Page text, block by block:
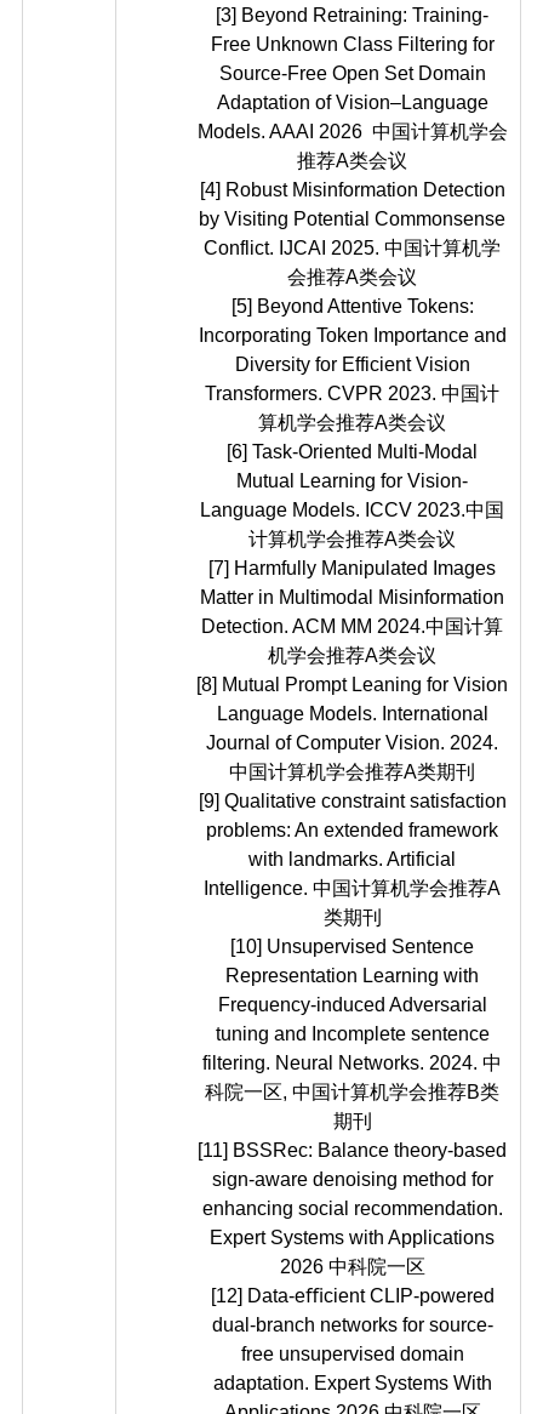
[3] Beyond Retraining: Training-
Free Unknown Class Filtering for
Source-Free Open Set Domain
Adaptation of Vision–Language
Models. AAAI 2026 中国计算机学会
推荐A类会议
[4] Robust Misinformation Detection
by Visiting Potential Commonsense
Conflict. IJCAI 2025. 中国计算机学
会推荐A类会议
[5] Beyond Attentive Tokens:
Incorporating Token Importance and
Diversity for Efficient Vision
Transformers. CVPR 2023. 中国计
算机学会推荐A类会议
[6] Task-Oriented Multi-Modal
Mutual Learning for Vision-
Language Models. ICCV 2023.中国
计算机学会推荐A类会议
[7] Harmfully Manipulated Images
Matter in Multimodal Misinformation
Detection. ACM MM 2024.中国计算
机学会推荐A类会议
[8] Mutual Prompt Leaning for Vision
Language Models. International
Journal of Computer Vision. 2024.
中国计算机学会推荐A类期刊
[9] Qualitative constraint satisfaction
problems: An extended framework
with landmarks. Artificial
Intelligence. 中国计算机学会推荐A
类期刊
[10] Unsupervised Sentence
Representation Learning with
Frequency-induced Adversarial
tuning and Incomplete sentence
filtering. Neural Networks. 2024. 中
科院一区, 中国计算机学会推荐B类
期刊
[11] BSSRec: Balance theory-based
sign-aware denoising method for
enhancing social recommendation.
Expert Systems with Applications
2026 中科院一区
[12] Data-eﬃcient CLIP-powered
dual-branch networks for source-
free unsupervised domain
adaptation. Expert Systems With